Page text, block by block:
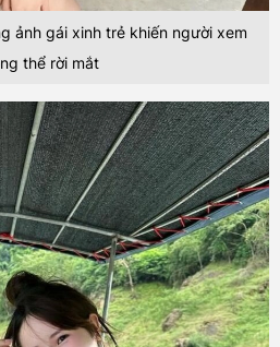
ảnh gái xinh trẻ khiến người xem
thể rời mắt